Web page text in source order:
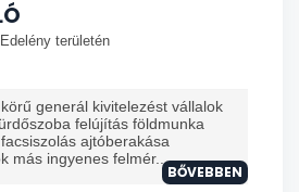
területén
generál kivitelezést vállalok
felújítás földmunka
ajtóberakása
más ingyenes felmér...
BŐVEBBEN